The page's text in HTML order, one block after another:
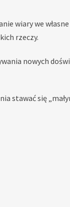
wiary we
rzeczy.
nowych
stawać się